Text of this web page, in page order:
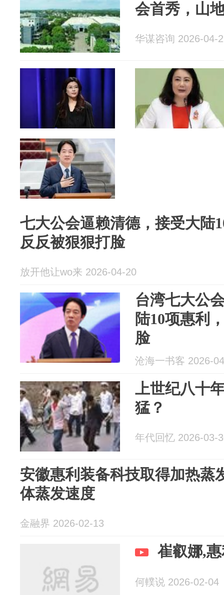
会首秀，山
华谋咨询 2026-04-
七大公会逼赖清德，接受大陆
反反被狠狠打脸
放开他让wo来 2026-04-20
台湾七大公
陆10项惠利
脸
沧海一书客 2026-
上世纪八十
猛？
年代回忆 2026-03-
安徽惠利装备科技取得加热蒸
体蒸发速度
金融界 2026-02-13
崔叡娜,
何轐说 2026-02-04